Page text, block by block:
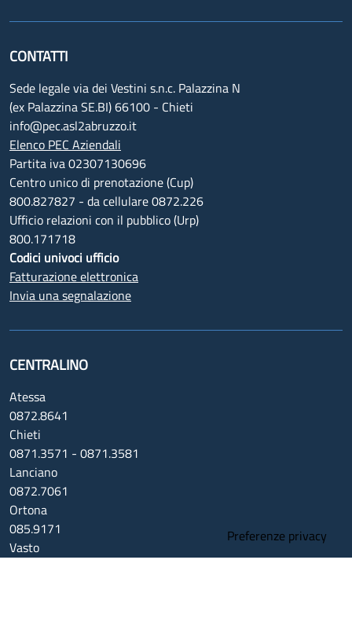
CONTATTI
Sede legale via dei Vestini s.n.c. Palazzina N
(ex Palazzina SE.BI) 66100 - Chieti
info@pec.asl2abruzzo.it
Elenco PEC Aziendali
Partita iva 02307130696
Centro unico di prenotazione (Cup)
800.827827 - da cellulare 0872.226
Ufficio relazioni con il pubblico (Urp)
800.171718
Codici univoci ufficio
Fatturazione elettronica
Invia una segnalazione
CENTRALINO
Atessa
0872.8641
Chieti
0871.3571 - 0871.3581
Lanciano
0872.7061
Ortona
085.9171
Vasto